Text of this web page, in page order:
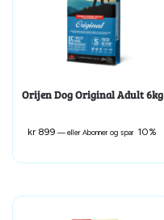
Orijen Dog Original Adult 6kg
kr 899 —eller Abonner og spar 10%